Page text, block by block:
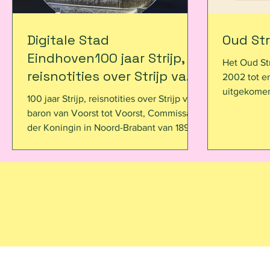
Digitale Stad
Eindhoven100 jaar Strijp,
reisnotities over Strijp van
baron van Voorst tot
Voorst, Commissaris der
Koningin in Noord-Brabant
van 1894-
1928:https://dse.nl/100-
100 jaar Strijp, reisnotities over Strijp van
baron van Voorst tot Voorst, Commissaris
der Koningin in Noord-Brabant van 1894-
Oud
Het Oud Strijps Nieuwsblad is in de jaren
2002 tot
economie,
Oud Strijps